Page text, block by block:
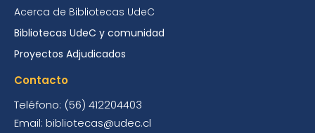
Acerca de Bibliotecas UdeC
Bibliotecas UdeC y comunidad
Proyectos Adjudicados
Contacto
Teléfono: (56) 412204403
Email: bibliotecas@udec.cl